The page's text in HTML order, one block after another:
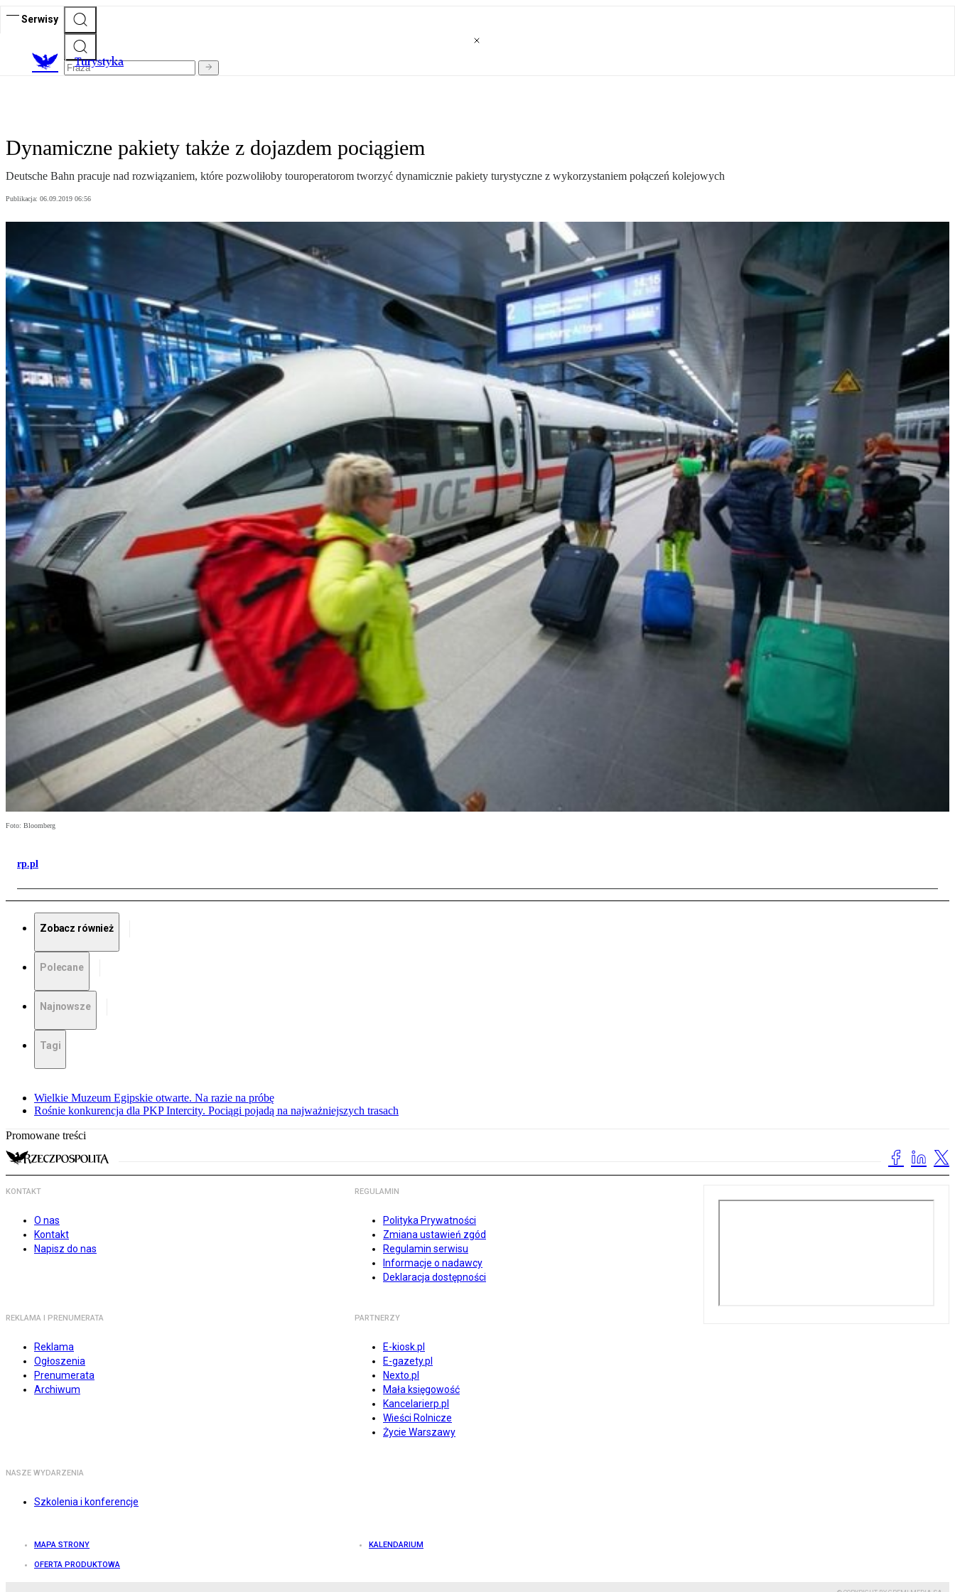
Serwisy
Turystyka
Dynamiczne pakiety także z dojazdem pociągiem
Deutsche Bahn pracuje nad rozwiązaniem, które pozwoliłoby touroperatorom tworzyć dynamicznie pakiety turystyczne z wykorzystaniem połączeń kolejowych
Publikacja: 06.09.2019 06:56
Foto: Bloomberg
rp.pl
Zobacz również
Polecane
Najnowsze
Tagi
Wielkie Muzeum Egipskie otwarte. Na razie na próbę
Rośnie konkurencja dla PKP Intercity. Pociągi pojadą na najważniejszych trasach
Promowane treści
KONTAKT
O nas
Kontakt
Napisz do nas
REGULAMIN
Polityka Prywatności
Zmiana ustawień zgód
Regulamin serwisu
Informacje o nadawcy
Deklaracja dostępności
REKLAMA I PRENUMERATA
Reklama
Ogłoszenia
Prenumerata
Archiwum
PARTNERZY
E-kiosk.pl
E-gazety.pl
Nexto.pl
Mała księgowość
Kancelarierp.pl
Wieści Rolnicze
Życie Warszawy
NASZE WYDARZENIA
Szkolenia i konferencje
MAPA STRONY KALENDARIUM
OFERTA PRODUKTOWA